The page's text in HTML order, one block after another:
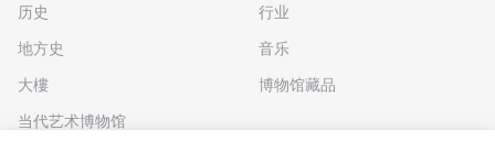
历史
地方史
大樓
当代艺术博物馆
行业
音乐
博物馆藏品